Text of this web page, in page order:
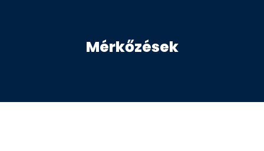
Mérkőzések